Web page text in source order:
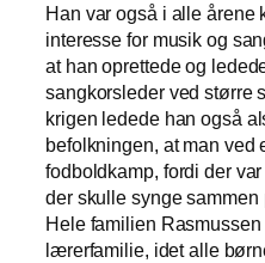
Han var også i alle årene
interesse for musik og
at han oprettede og
sangkorsleder ved større
krigen ledede han også
befolkningen, at man ved
fodboldkamp, fordi der
der skulle synge sammen
Hele familien
lærerfamilie, idet alle